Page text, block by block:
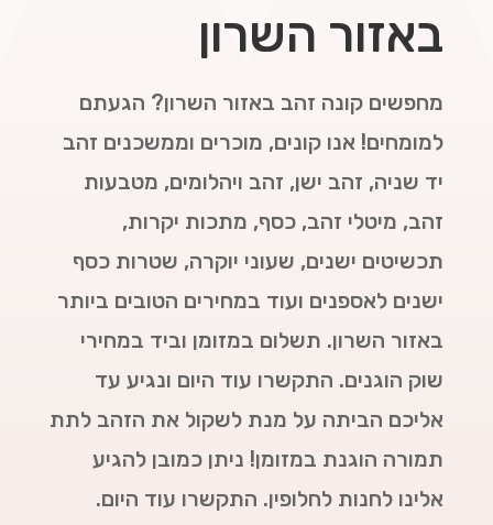
באזור השרון
מחפשים קונה זהב באזור השרון? הגעתם
למומחים! אנו קונים, מוכרים וממשכנים זהב
יד שניה, זהב ישן, זהב ויהלומים, מטבעות
זהב, מיטלי זהב, כסף, מתכות יקרות,
תכשיטים ישנים, שעוני יוקרה, שטרות כסף
ישנים לאספנים ועוד במחירים הטובים ביותר
באזור השרון. תשלום במזומן וביד במחירי
שוק הוגנים. התקשרו עוד היום ונגיע עד
אליכם הביתה על מנת לשקול את הזהב לתת
תמורה הוגנת במזומן! ניתן כמובן להגיע
אלינו לחנות לחלופין. התקשרו עוד היום.